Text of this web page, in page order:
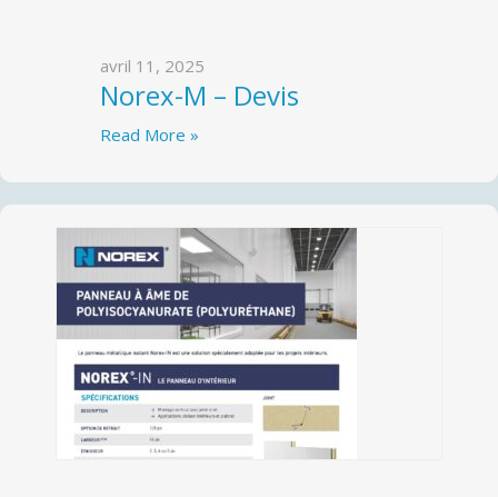
avril 11, 2025
Norex-M – Devis
Read More »